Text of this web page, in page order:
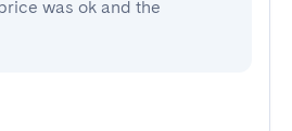
was ok and the